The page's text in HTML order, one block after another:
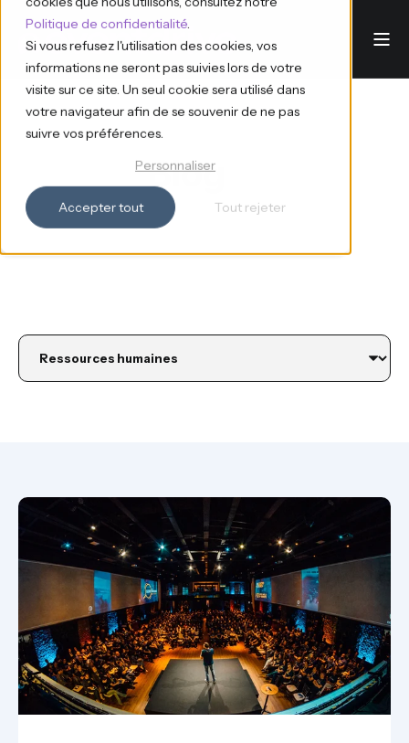
Politique de confidentialité.
Si vous refusez l'utilisation des cookies, vos
informations ne seront pas suivies lors de votre
visite sur ce site. Un seul cookie sera utilisé dans
votre navigateur afin de se souvenir de ne pas
suivre vos préférences.
Personnaliser
Accepter tout Tout rejeter
Blog